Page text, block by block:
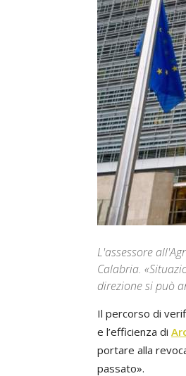
L'assessore
Calabria.
direzione si può
Il percorso di
e l’efficienza di
portare alla
passato».